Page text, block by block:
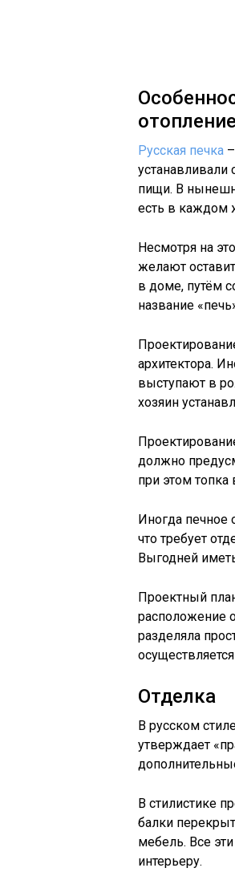
Русская печка
устанавливали
пищи. В
есть в каждом
Несмотря на
желают
в доме, путём
название
архитектора.
выступают в
хозяин
должно
при этом
Иногда печное
что требует
Выгодней
Проектный
расположение
разделяла
Отделка
В русском
утверждает
В стилистике
балки
мебель. Все
интерьеру.